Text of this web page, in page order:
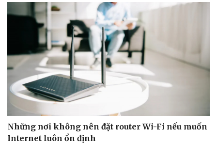
Văn hóa
Những nơi không nên đặt router Wi-Fi nếu muốn
Internet luôn ổn định